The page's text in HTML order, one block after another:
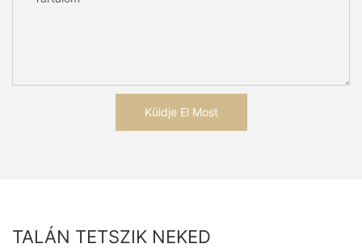
Küldje El Most
TALÁN TETSZIK NEKED